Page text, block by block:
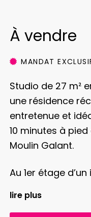
À vendre
MANDAT
Studio de 27 m²
une résidence
entretenue et
10 minutes à pied
Moulin Galant.
Au 1er étage
arborée,
lire plus